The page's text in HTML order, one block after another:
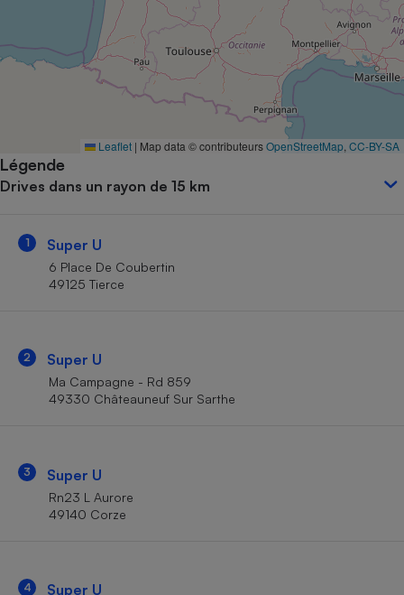
Leaflet | Map data © contributeursOpenStreetMap CC-BY-SA
Légende
Drives dans un rayon de 15 km
1 Super U
6 Place De Coubertin
49125 Tierce
2 Super U
Ma Campagne - Rd 859
49330 Châteauneuf Sur Sarthe
3 Super U
Rn23 L Aurore
49140 Corze
4 Super U
Complément
alimentaire
Assurance emprunteur
Petit électroménager -
Mutuelle